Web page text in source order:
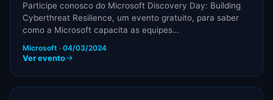
Participe conosco do Microsoft Discovery Day: Building
Cyberthreat Resilience, um evento gratuito, para saber
como a Microsoft capacita as equipes…
Microsoft · 04/03/2024
Ver evento